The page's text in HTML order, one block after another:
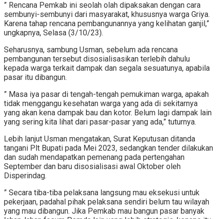
” Rencana Pemkab ini seolah olah dipaksakan dengan cara
sembunyi-sembunyi dari masyarakat, khususnya warga Griya.
Karena tahap rencana pembangunannya yang kelihatan ganjil,”
ungkapnya, Selasa (3/10/23).
Seharusnya, sambung Usman, sebelum ada rencana
pembangunan tersebut disosialisasikan terlebih dahulu
kepada warga terkait dampak dan segala sesuatunya, apabila
pasar itu dibangun.
” Masa iya pasar di tengah-tengah pemukiman warga, apakah
tidak menggangu kesehatan warga yang ada di sekitarnya
yang akan kena dampak bau dan kotor. Belum lagi dampak lain
yang sering kita lihat dari pasar-pasar yang ada,” tuturnya.
Lebih lanjut Usman mengatakan, Surat Keputusan ditanda
tangani Plt Bupati pada Mei 2023, sedangkan tender dilakukan
dan sudah mendapatkan pemenang pada pertengahan
September dan baru disosialisasi awal Oktober oleh
Disperindag.
” Secara tiba-tiba pelaksana langsung mau eksekusi untuk
pekerjaan, padahal pihak pelaksana sendiri belum tau wilayah
yang mau dibangun. Jika Pemkab mau bangun pasar banyak